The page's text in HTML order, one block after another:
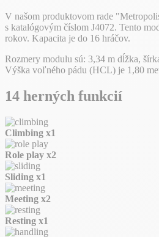
V našom produktovom rade
s katalógovým číslom J4072. Tento
rokov. Kapacita je do 16 hráčov.
Rozmery modulu sú: 3,34 m dĺžka,
Výška voľného pádu (HCL) je 1,80
14 herných funkcií
Climbing x1
Role play x2
Sliding x1
Meeting x2
Resting x1